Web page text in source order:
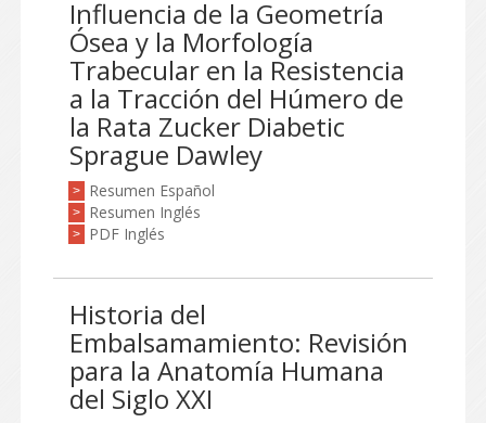
Influencia de la Geometría
Ósea y la Morfología
Trabecular en la Resistencia
a la Tracción del Húmero de
la Rata Zucker Diabetic
Sprague Dawley
> Resumen Español
> Resumen Inglés
> PDF Inglés
Historia del
Embalsamamiento: Revisión
para la Anatomía Humana
del Siglo XXI